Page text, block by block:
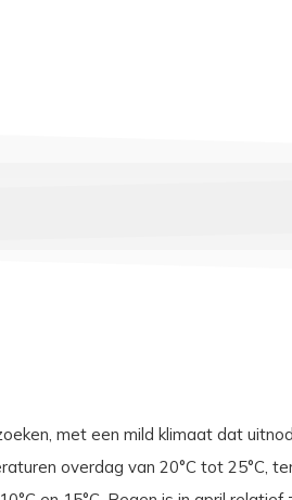
met een mild klimaat dat
overdag van 20°C tot 25°C,